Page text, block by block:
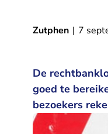
Zutphen | 7
De
goed te
bezoekers